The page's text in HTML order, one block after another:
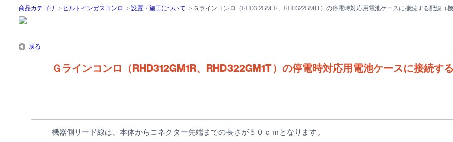
商品カテゴリ > ビルトインガスコンロ >設置・施工について > Ｇラインコンロ（RHD312GM1R、RHD322GM1T）の停電時対応用電池ケースに接続する配線（
戻る
Ｇラインコンロ（RHD312GM1R、RHD322GM1T）の停電時対応用電池ケースに接続す
機器側リード線は、本体からコネクター先端までの長さが５０ｃｍとなります。